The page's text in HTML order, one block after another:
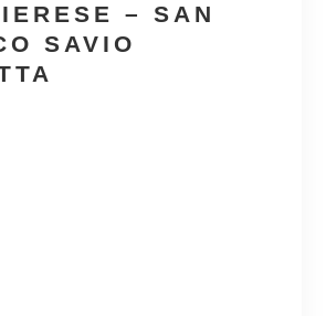
– SAN
SAVIO